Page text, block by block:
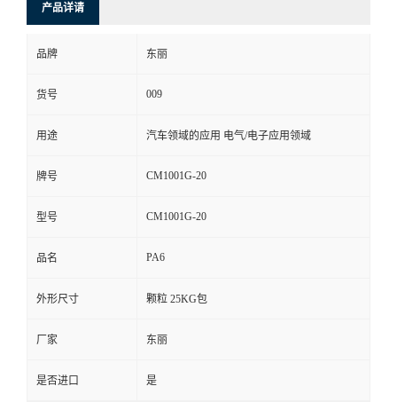
式
在
线
产品详请
品牌 东丽
货号 009
用途 汽车领域的应用 电气/电子应用领域
牌号 CM1001G-20
型号 CM1001G-20
品名 PA6
外形尺寸 颗粒 25KG包
厂家 东丽
是否进口 是